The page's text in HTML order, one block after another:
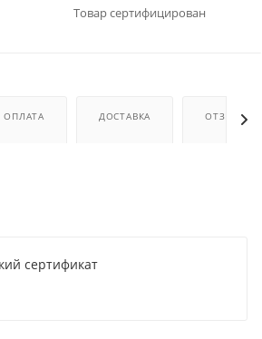
Товар сертифицирован
ОПЛАТА ДОСТАВКА ОТЗЫВЫ
сертификат